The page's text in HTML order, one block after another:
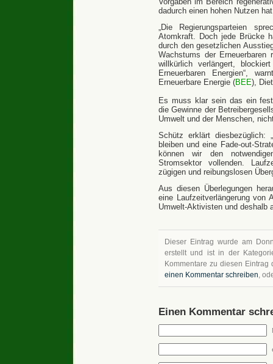
dadurch einen hohen Nutzen
„Die Regierungsparteien
Atomkraft. Doch jede Brücke
durch den gesetzlichen
Wachstums der
willkürlich verlängert,
Erneuerbaren Energien“,
Erneuerbare Energie (BEE),
Es muss klar sein das ein
die Gewinne der
Umwelt und der Menschen,
Schütz erklärt diesbezüglich:
bleiben und eine Fade-out-
können wir den
Stromsektor vollenden.
zügigen und reibungslosen
Aus diesen Überlegungen
eine Laufzeitverlängerung von
Umwelt-Aktivisten und deshalb
Dieser Eintrag wurde am
erstellt und ist in der
Kommentare zu diesen
einen Kommentar schreiben,
Einen Kommentar